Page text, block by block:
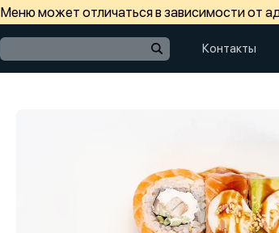
Меню может отличаться в зависимости от
Контакты